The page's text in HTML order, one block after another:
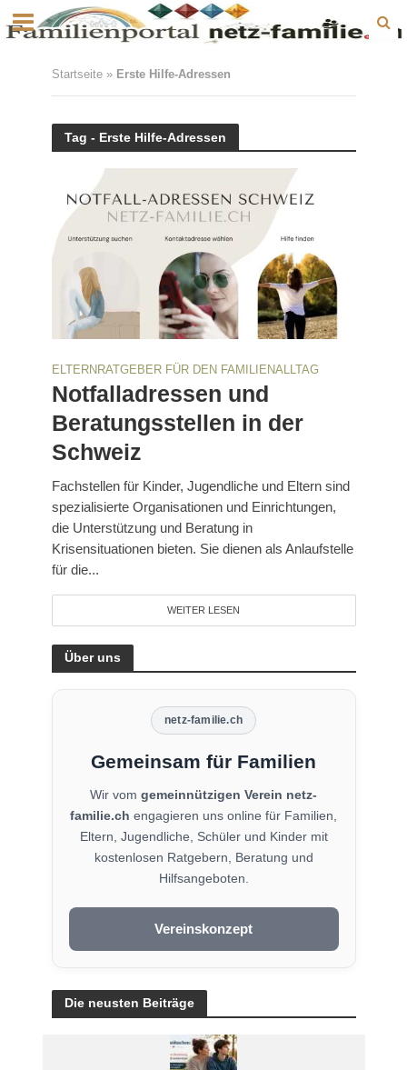
Startseite» Erste Hilfe-Adressen
Tag - Erste Hilfe-Adressen
ELTERNRATGEBER FÜR DEN FAMILIENALLTAG
Notfalladressen und
Beratungsstellen in der
Schweiz
Fachstellen für Kinder, Jugendliche und Eltern sind
spezialisierte Organisationen und Einrichtungen,
die Unterstützung und Beratung in
Krisensituationen bieten. Sie dienen als Anlaufstelle
für die...
WEITER LESEN
Über uns
netz-familie.ch
Gemeinsam für Familien
Wir vom gemeinnützigen Verein netz-
familie.ch engagieren uns online für Familien,
Eltern, Jugendliche, Schüler und Kinder mit
kostenlosen Ratgebern, Beratung und
Hilfsangeboten.
Vereinskonzept
Die neusten Beiträge